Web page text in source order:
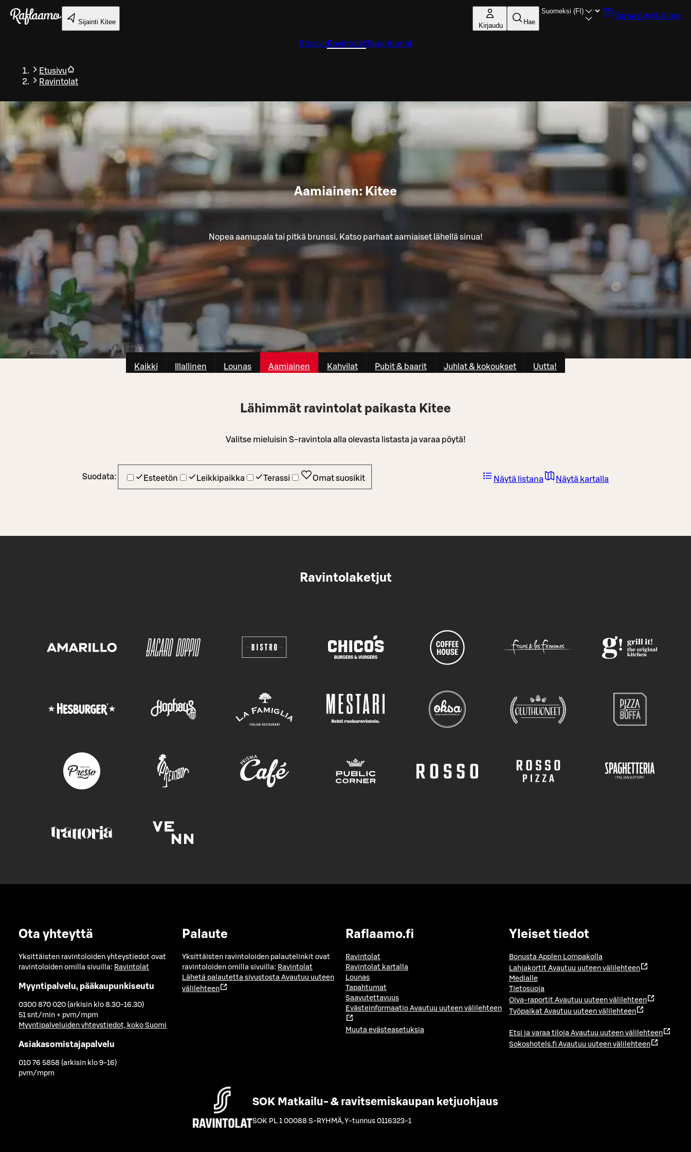
Siirry pääsisältöön
Sijainti Kitee Kirjaudu Hae
Varaa pöytä Kitee
Etusivu RavintolatTapahtumat
Etusivu
Ravintolat
Aamiainen: Kitee
Nopea aamupala tai pitkä brunssi. Katso parhaat aamiaiset lähellä sinua!
Kaikki Illallinen Lounas Aamiainen Kahvilat Pubit & baarit Juhlat & kokoukset Uutta!
Lähimmät ravintolat paikasta Kitee
Valitse mieluisin S-ravintola alla olevasta listasta ja varaa pöytä!
Suodata: Esteetön Leikkipaikka Terassi Omat suosikit Näytä listana Näytä kartalla
Ravintolaketjut
Ota yhteyttä
Yksittäisten ravintoloiden yhteystiedot ovat
ravintoloiden omilla sivuilla: Ravintolat
Myyntipalvelu, pääkaupunkiseutu
0300 870 020 (arkisin klo 8.30-16.30)
51 snt/min + pvm/mpm
Myyntipalveluiden yhteystiedot, koko Suomi
Asiakasomistajapalvelu
010 76 5858 (arkisin klo 9-16)
pvm/mpm
Palaute
Yksittäisten ravintoloiden palautelinkit ovat
ravintoloiden omilla sivuilla: Ravintolat
Lähetä palautetta sivustosta Avautuu uuteen
välilehteen
Raflaamo.fi
Ravintolat
Ravintolat kartalla
Lounas
Tapahtumat
Saavutettavuus
Evästeinformaatio Avautuu uuteen välilehteen
Muuta evästeasetuksia
Yleiset tiedot
Bonusta Applen Lompakolla
Lahjakortit Avautuu uuteen välilehteen
Medialle
Tietosuoja
Oiva-raportit Avautuu uuteen välilehteen
Työpaikat Avautuu uuteen välilehteen
Etsi ja varaa tiloja Avautuu uuteen välilehteen
Sokoshotels.fi Avautuu uuteen välilehteen
SOK Matkailu- & ravitsemiskaupan ketjuohjaus
SOK PL 1 00088 S-RYHMÄ,Y-tunnus 0116323-1